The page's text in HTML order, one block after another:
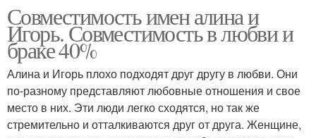
Совместимость имен алина и
Игорь. Совместимость в любви и
браке 40%
Алина и Игорь плохо подходят друг другу в любви. Они
по-разному представляют любовные отношения и свое
место в них. Эти люди легко сходятся, но так же
стремительно и отталкиваются друг от друга. Женщине,